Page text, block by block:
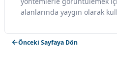
alanlarında yaygın olarak
Önceki Sayfaya Dön